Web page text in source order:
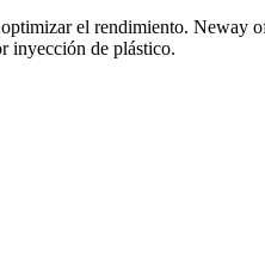
el rendimiento. Neway
inyección de plástico.